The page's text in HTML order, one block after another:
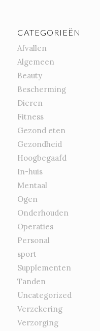
CATEGORIEËN
Afvallen
Algemeen
Beauty
Bescherming
Dieren
Fitness
Gezond eten
Gezondheid
Hoogbegaafd
In-huis
Mentaal
Ogen
Onderhouden
Operaties
Personal
sport
Supplementen
Tanden
Uncategorized
Verzekering
Verzorging